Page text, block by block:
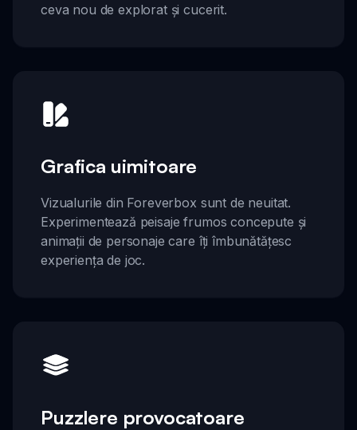
ceva nou de explorat și cucerit.
Grafica uimitoare
Vizualurile din Foreverbox sunt de neuitat.
Experimentează peisaje frumos concepute și
animații de personaje care îți îmbunătățesc
experiența de joc.
Puzzlere provocatoare